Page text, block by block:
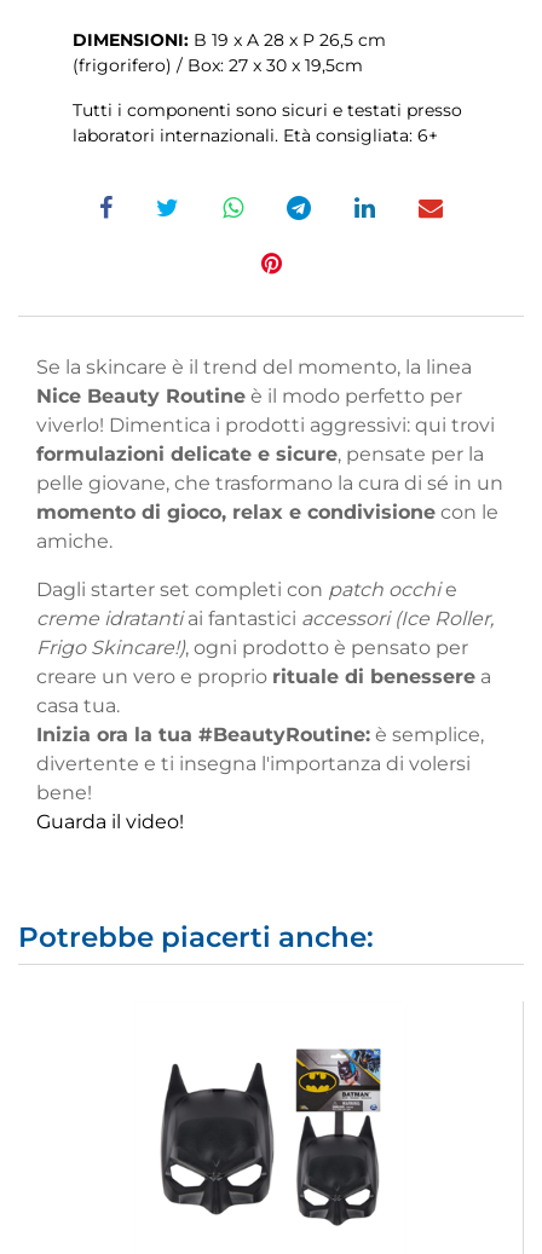
DIMENSIONI: B 19 x A 28 x P 26,5 cm
(frigorifero) / Box: 27 x 30 x 19,5cm
Tutti i componenti sono sicuri e testati presso
laboratori internazionali. Età consigliata: 6+
Se la skincare è il trend del momento, la linea
Nice Beauty Routine è il modo perfetto per
viverlo! Dimentica i prodotti aggressivi: qui trovi
formulazioni delicate e sicure, pensate per la
pelle giovane, che trasformano la cura di sé in un
momento di gioco, relax e condivisione con le
amiche.
Dagli starter set completi con patch occhie
creme idratantiai fantastici accessori (Ice Roller,
Frigo Skincare!), ogni prodotto è pensato per
creare un vero e proprio rituale di benessere a
casa tua.
Inizia ora la tua #BeautyRoutine: è semplice,
divertente e ti insegna l'importanza di volersi
bene!
Guarda il video!
Potrebbe piacerti anche: